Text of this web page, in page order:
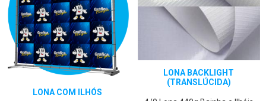
LONA COM ILHÓS
LONA BACKLIGHT
(TRANSLÚCIDA)